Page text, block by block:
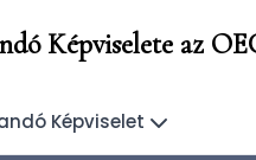
Képviselete az
Képviselet